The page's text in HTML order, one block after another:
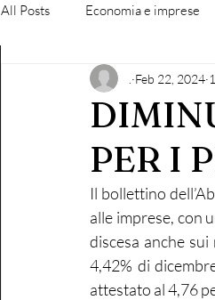
All Posts Economia e imprese
Diritto del lavoro Blog -
PER I
Feb 22, 2024
Il bollettino
alle imprese, con
discesa anche
4,42% di
attestato al 4,76